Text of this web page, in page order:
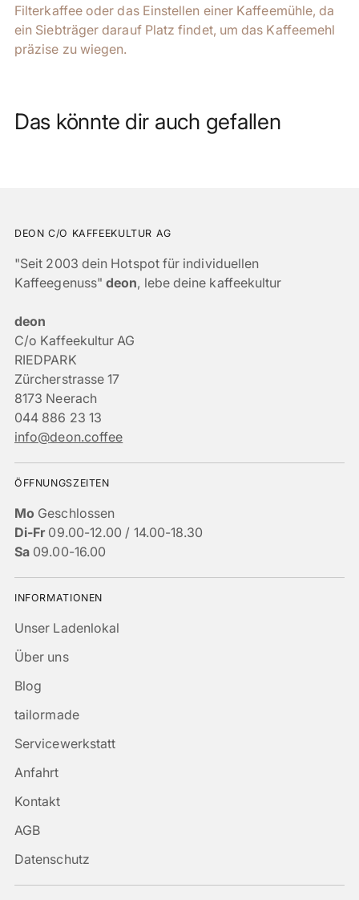
Filterkaffee oder das Einstellen einer Kaffeemühle, da
ein Siebträger darauf Platz findet, um das Kaffeemehl
präzise zu wiegen.
Das könnte dir auch gefallen
DEON C/O KAFFEEKULTUR AG
"Seit 2003 dein Hotspot für individuellen
Kaffeegenuss"deon, lebe deine kaffeekultur
deon
C/o Kaffeekultur AG
RIEDPARK
Zürcherstrasse 17
8173 Neerach
044 886 23 13
info@deon.coffee
ÖFFNUNGSZEITEN
Mo Geschlossen
Di-Fr09.00-12.00 / 14.00-18.30
Sa 09.00-16.00
INFORMATIONEN
Unser Ladenlokal
Über uns
Blog
tailormade
Servicewerkstatt
Anfahrt
Kontakt
AGB
Datenschutz